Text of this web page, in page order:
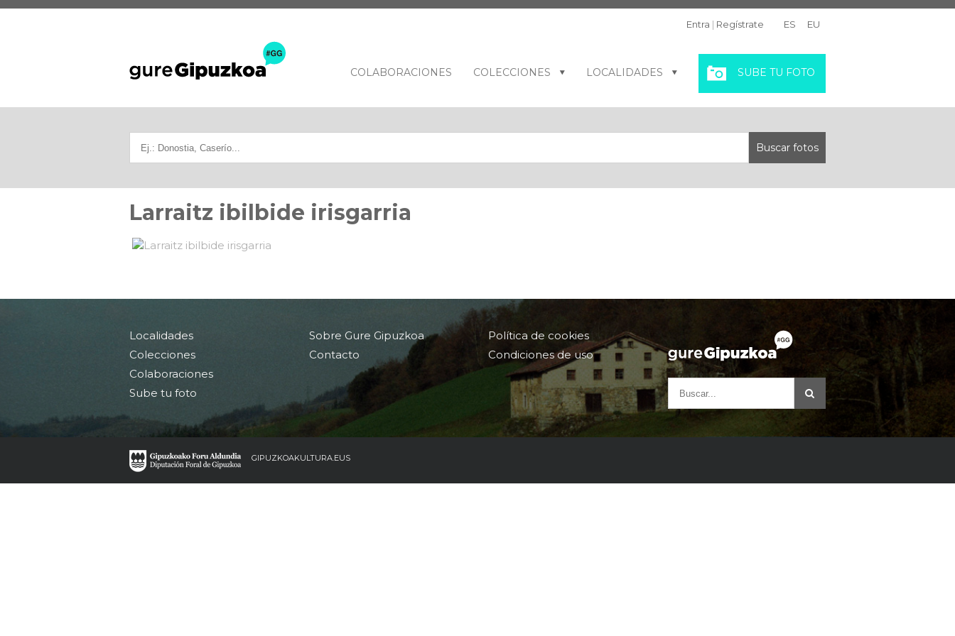
Entra | Regístrate ES EU
COLABORACIONES COLECCIONES LOCALIDADES SUBE TU FOTO
Larraitz ibilbide irisgarria
Localidades
Colecciones
Colaboraciones
Sube tu foto
Sobre Gure Gipuzkoa
Contacto
Política de cookies
Condiciones de uso
GIPUZKOAKULTURA.EUS